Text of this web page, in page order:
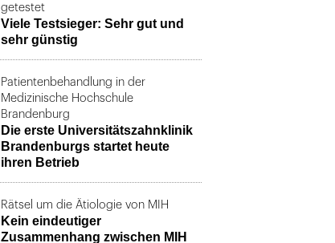
getestet
Viele Testsieger: Sehr gut und
sehr günstig
Patientenbehandlung in der
Medizinische Hochschule
Brandenburg
Die erste Universitätszahnklinik
Brandenburgs startet heute
ihren Betrieb
Rätsel um die Ätiologie von MIH
Kein eindeutiger
Zusammenhang zwischen MIH